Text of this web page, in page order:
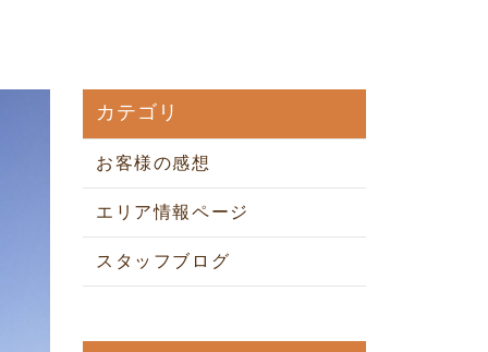
カテゴリ
お客様の感想
エリア情報ページ
スタッフブログ